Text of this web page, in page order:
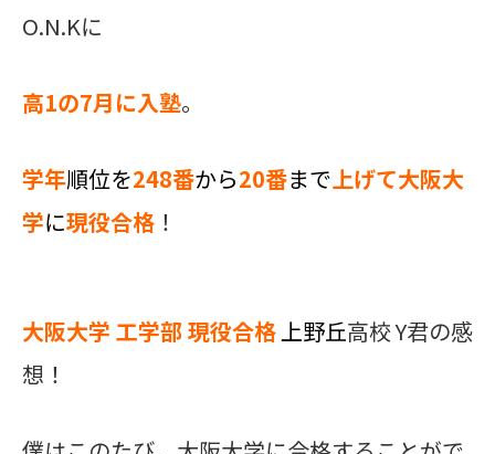
O.N.Kに
高1の7月に入塾。
学年順位を248番から20番まで上げて大阪大
学に現役合格 ！
大阪大学 工学部 現役合格上野丘高校 Y君の感
想！